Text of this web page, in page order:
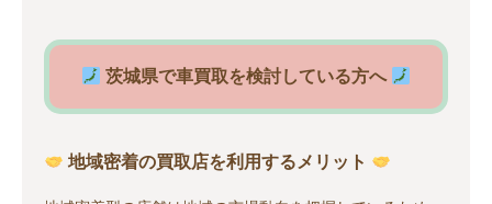
茨城県で車買取を検討している方へ
地域密着の買取店を利用するメリット